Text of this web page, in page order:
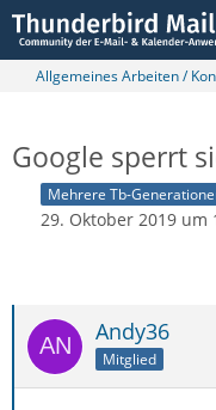
Allgemeines Arbeiten /
Google sperrt
Mehrere Tb-
29. Oktober 2019 um
Andy36
Mitglied